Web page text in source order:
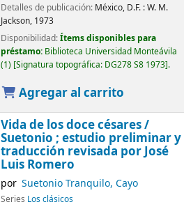
Detalles de publicación: México, D.F. :W. M.
Jackson, 1973
Disponibilidad:Ítems disponibles para
préstamo: Biblioteca Universidad Monteávila
(1) Signatura topográfica: DG278 S8 1973 .
Agregar al carrito
Vida de los doce césares /
Suetonio ; estudio preliminar y
traducción revisada por José
Luis Romero
por Suetonio Tranquilo, Cayo
Series Los clásicos